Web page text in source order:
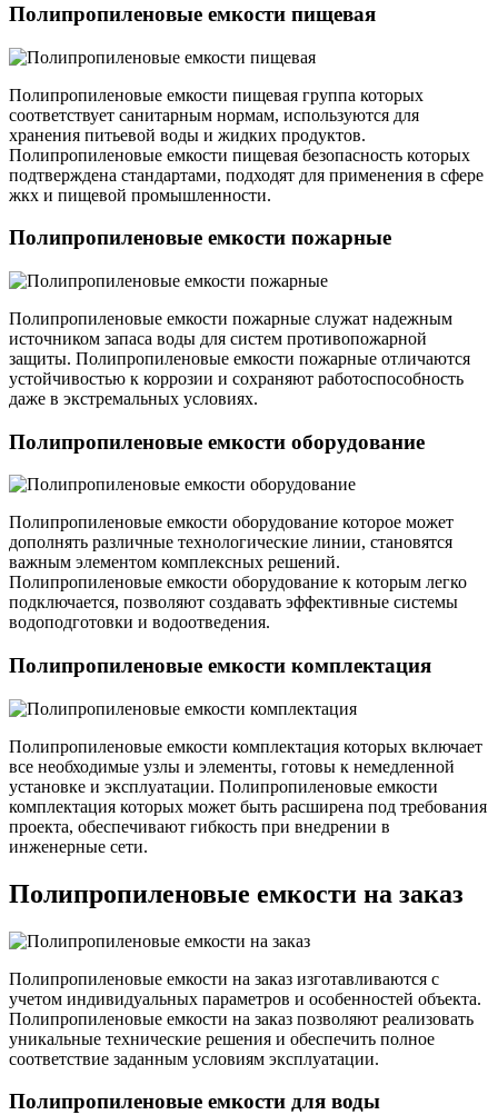
Полипропиленовые емкости пищевая
Полипропиленовые емкости пищевая группа которых
соответствует санитарным нормам, используются для
хранения питьевой воды и жидких продуктов.
Полипропиленовые емкости пищевая безопасность которых
подтверждена стандартами, подходят для применения в сфере
жкх и пищевой промышленности.
Полипропиленовые емкости пожарные
Полипропиленовые емкости пожарные служат надежным
источником запаса воды для систем противопожарной
защиты. Полипропиленовые емкости пожарные отличаются
устойчивостью к коррозии и сохраняют работоспособность
даже в экстремальных условиях.
Полипропиленовые емкости оборудование
Полипропиленовые емкости оборудование которое может
дополнять различные технологические линии, становятся
важным элементом комплексных решений.
Полипропиленовые емкости оборудование к которым легко
подключается, позволяют создавать эффективные системы
водоподготовки и водоотведения.
Полипропиленовые емкости комплектация
Полипропиленовые емкости комплектация которых включает
все необходимые узлы и элементы, готовы к немедленной
установке и эксплуатации. Полипропиленовые емкости
комплектация которых может быть расширена под требования
проекта, обеспечивают гибкость при внедрении в
инженерные сети.
Полипропиленовые емкости на заказ
Полипропиленовые емкости на заказ изготавливаются с
учетом индивидуальных параметров и особенностей объекта.
Полипропиленовые емкости на заказ позволяют реализовать
уникальные технические решения и обеспечить полное
соответствие заданным условиям эксплуатации.
Полипропиленовые емкости для воды